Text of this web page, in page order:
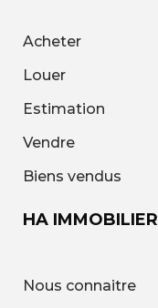
HA IMMOBILIER
Nous connaitre
Acheter
Louer
Estimation
Vendre
Biens vendus